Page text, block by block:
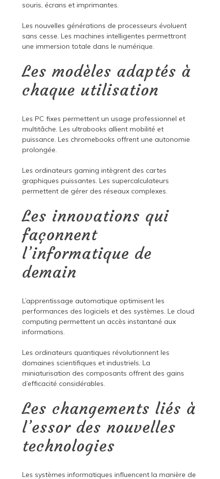
souris, écrans et imprimantes.
Les nouvelles générations de processeurs évoluent
sans cesse. Les machines intelligentes permettront
une immersion totale dans le numérique.
Les modèles adaptés à
chaque utilisation
Les PC fixes permettent un usage professionnel et
multitâche. Les ultrabooks allient mobilité et
puissance. Les chromebooks offrent une autonomie
prolongée.
Les ordinateurs gaming intègrent des cartes
graphiques puissantes. Les supercalculateurs
permettent de gérer des réseaux complexes.
Les innovations qui
façonnent
l’informatique de
demain
L’apprentissage automatique optimisent les
performances des logiciels et des systèmes. Le cloud
computing permettent un accès instantané aux
informations.
Les ordinateurs quantiques révolutionnent les
domaines scientifiques et industriels. La
miniaturisation des composants offrent des gains
d’efficacité considérables.
Les changements liés à
l’essor des nouvelles
technologies
Les systèmes informatiques influencent la manière de